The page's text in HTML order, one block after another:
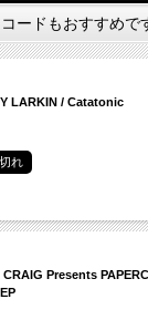
ードもおすすめで
LARKIN / Catatonic
れ
Presents